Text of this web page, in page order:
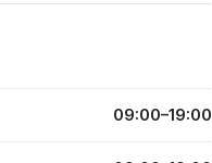
09:00–19:00